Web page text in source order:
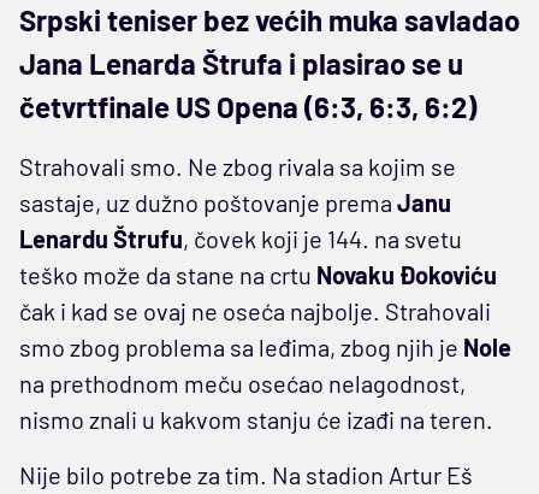
Srpski teniser bez većih muka savladao
Jana Lenarda Štrufa i plasirao se u
četvrtfinale US Opena (6:3, 6:3, 6:2)
Strahovali smo. Ne zbog rivala sa kojim se
sastaje, uz dužno poštovanje prema Janu
Lenardu Štrufu, čovek koji je 144. na svetu
teško može da stane na crtu Novaku Đokoviću
čak i kad se ovaj ne oseća najbolje. Strahovali
smo zbog problema sa leđima, zbog njih je Nole
na prethodnom meču osećao nelagodnost,
nismo znali u kakvom stanju će izađi na teren.
Nije bilo potrebe za tim. Na stadion Artur Eš